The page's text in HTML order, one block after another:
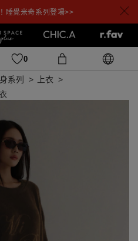
睡覺米奇系列登場>>
0
身系列
上衣